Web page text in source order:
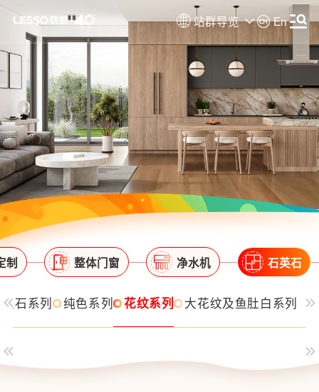
站群导览 En
制 整体门窗 净水机 石英石
玉石系列 纯色系列 花纹系列 大花纹及鱼肚白系列